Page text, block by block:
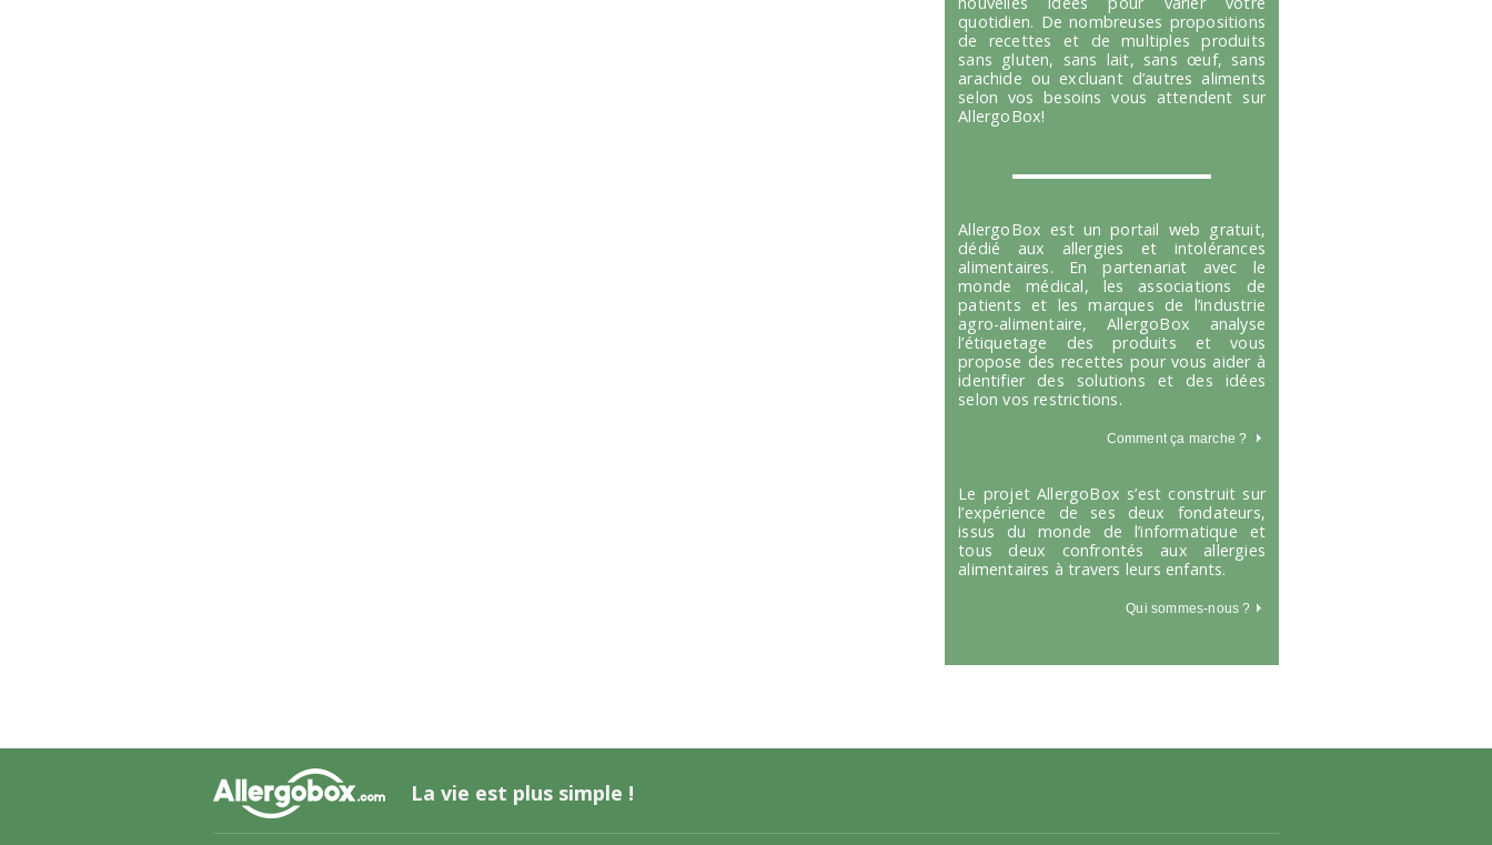
quotidien. De nombreuses propositions
de recettes et de multiples produits
sans gluten, sans lait, sans œuf, sans
arachide ou excluant d’autres aliments
selon vos besoins vous attendent sur
AllergoBox!
AllergoBox est un portail web gratuit,
dédié aux allergies et intolérances
alimentaires. En partenariat avec le
monde médical, les associations de
patients et les marques de l’industrie
agro-alimentaire, AllergoBox analyse
l’étiquetage des produits et vous
propose des recettes pour vous aider à
identifier des solutions et des idées
selon vos restrictions.
Comment ça marche ?
Le projet AllergoBox s’est construit sur
l’expérience de ses deux fondateurs,
issus du monde de l’informatique et
tous deux confrontés aux allergies
alimentaires à travers leurs enfants.
Qui sommes-nous ?
La vie est plus simple !